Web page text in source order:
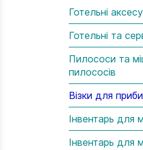
Готельні
Готельні та
Пилососи та
пилососів
Візки для
Інвентарь для
Інвентарь для